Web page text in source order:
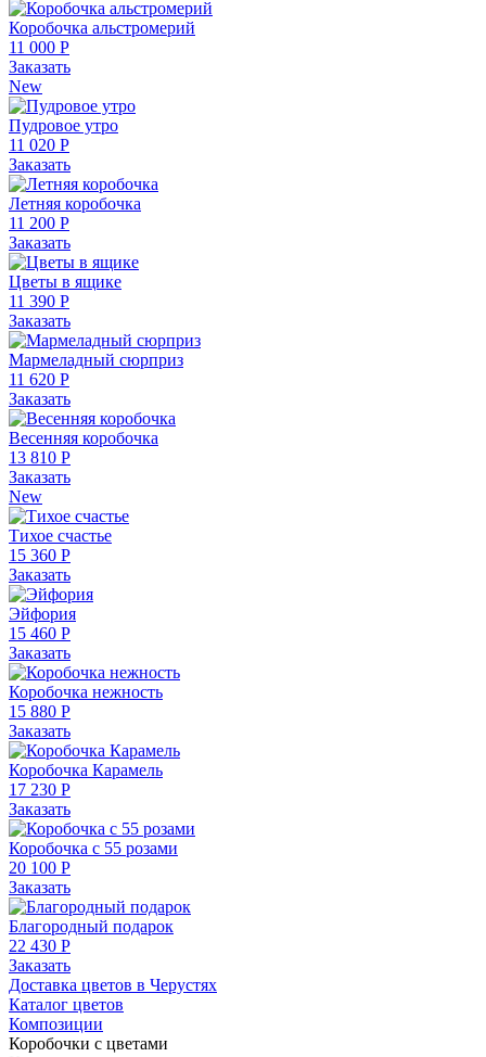
Коробочка альстромерий
11 000 Р
Заказать
New
Пудровое утро
11 020 Р
Заказать
Летняя коробочка
11 200 Р
Заказать
Цветы в ящике
11 390 Р
Заказать
Мармеладный сюрприз
11 620 Р
Заказать
Весенняя коробочка
13 810 Р
Заказать
New
Тихое счастье
15 360 Р
Заказать
Эйфория
15 460 Р
Заказать
Коробочка нежность
15 880 Р
Заказать
Коробочка Карамель
17 230 Р
Заказать
Коробочка с 55 розами
20 100 Р
Заказать
Благородный подарок
22 430 Р
Заказать
Доставка цветов в Черустях
Каталог цветов
Композиции
Коробочки с цветами